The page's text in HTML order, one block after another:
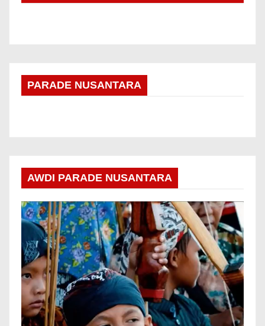
PARADE NUSANTARA
AWDI PARADE NUSANTARA